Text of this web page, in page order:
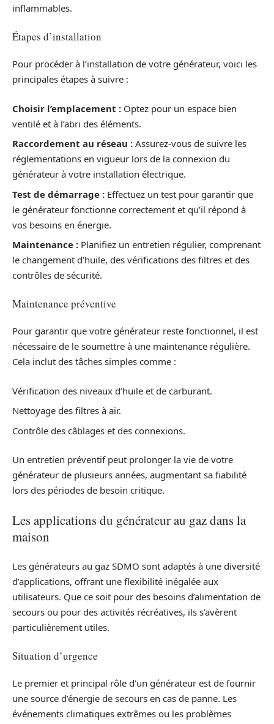
inflammables.
Étapes d’installation
Pour procéder à l’installation de votre générateur, voici les
principales étapes à suivre :
Choisir l’emplacement : Optez pour un espace bien
ventilé et à l’abri des éléments.
Raccordement au réseau : Assurez-vous de suivre les
réglementations en vigueur lors de la connexion du
générateur à votre installation électrique.
Test de démarrage : Effectuez un test pour garantir que
le générateur fonctionne correctement et qu’il répond à
vos besoins en énergie.
Maintenance : Planifiez un entretien régulier, comprenant
le changement d’huile, des vérifications des filtres et des
contrôles de sécurité.
Maintenance préventive
Pour garantir que votre générateur reste fonctionnel, il est
nécessaire de le soumettre à une maintenance régulière.
Cela inclut des tâches simples comme :
Vérification des niveaux d’huile et de carburant.
Nettoyage des filtres à air.
Contrôle des câblages et des connexions.
Un entretien préventif peut prolonger la vie de votre
générateur de plusieurs années, augmentant sa fiabilité
lors des périodes de besoin critique.
Les applications du générateur au gaz dans la
maison
Les générateurs au gaz SDMO sont adaptés à une diversité
d’applications, offrant une flexibilité inégalée aux
utilisateurs. Que ce soit pour des besoins d’alimentation de
secours ou pour des activités récréatives, ils s’avèrent
particulièrement utiles.
Situation d’urgence
Le premier et principal rôle d’un générateur est de fournir
une source d’énergie de secours en cas de panne. Les
événements climatiques extrêmes ou les problèmes